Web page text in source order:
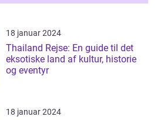
18 januar 2024
Thailand Rejse: En guide til det
eksotiske land af kultur, historie
og eventyr
18 januar 2024